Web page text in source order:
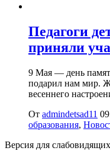
Педагоги
приняли
9 Мая — день
подарил нам мир.
весеннего
От admindetsad11
образования,
Версия для слабовидящих